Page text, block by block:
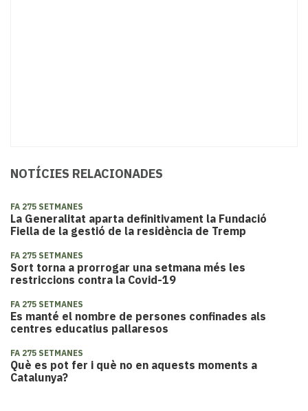
NOTÍCIES RELACIONADES
FA 275 SETMANES
La Generalitat aparta definitivament la Fundació
Fiella de la gestió de la residència de Tremp
FA 275 SETMANES
Sort torna a prorrogar una setmana més les
restriccions contra la Covid-19
FA 275 SETMANES
Es manté el nombre de persones confinades als
centres educatius pallaresos
FA 275 SETMANES
Què es pot fer i què no en aquests moments a
Catalunya?